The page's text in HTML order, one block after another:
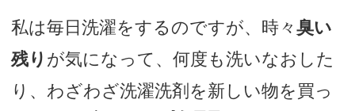
私は毎日洗濯をするのですが、時々 臭い
残り が気になって、何度も洗いなおした
り、わざわざ洗濯洗剤を新しい物を買っ